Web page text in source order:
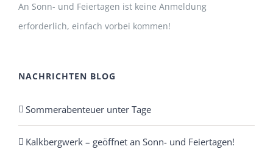
An Sonn- und Feiertagen ist keine Anmeldung
erforderlich, einfach vorbei kommen!
NACHRICHTEN BLOG
Sommerabenteuer unter Tage
Kalkbergwerk – geöffnet an Sonn- und Feiertagen!